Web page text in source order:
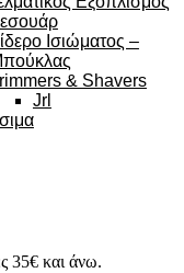
Ισιώματος –
& Shavers
Jrl
και άνω.